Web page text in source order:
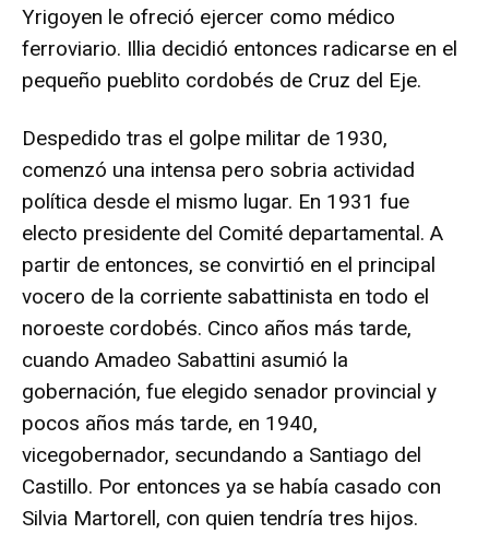
Yrigoyen le ofreció ejercer como médico
ferroviario. Illia decidió entonces radicarse en el
pequeño pueblito cordobés de Cruz del Eje.
Despedido tras el golpe militar de 1930,
comenzó una intensa pero sobria actividad
política desde el mismo lugar. En 1931 fue
electo presidente del Comité departamental. A
partir de entonces, se convirtió en el principal
vocero de la corriente sabattinista en todo el
noroeste cordobés. Cinco años más tarde,
cuando Amadeo Sabattini asumió la
gobernación, fue elegido senador provincial y
pocos años más tarde, en 1940,
vicegobernador, secundando a Santiago del
Castillo. Por entonces ya se había casado con
Silvia Martorell, con quien tendría tres hijos.